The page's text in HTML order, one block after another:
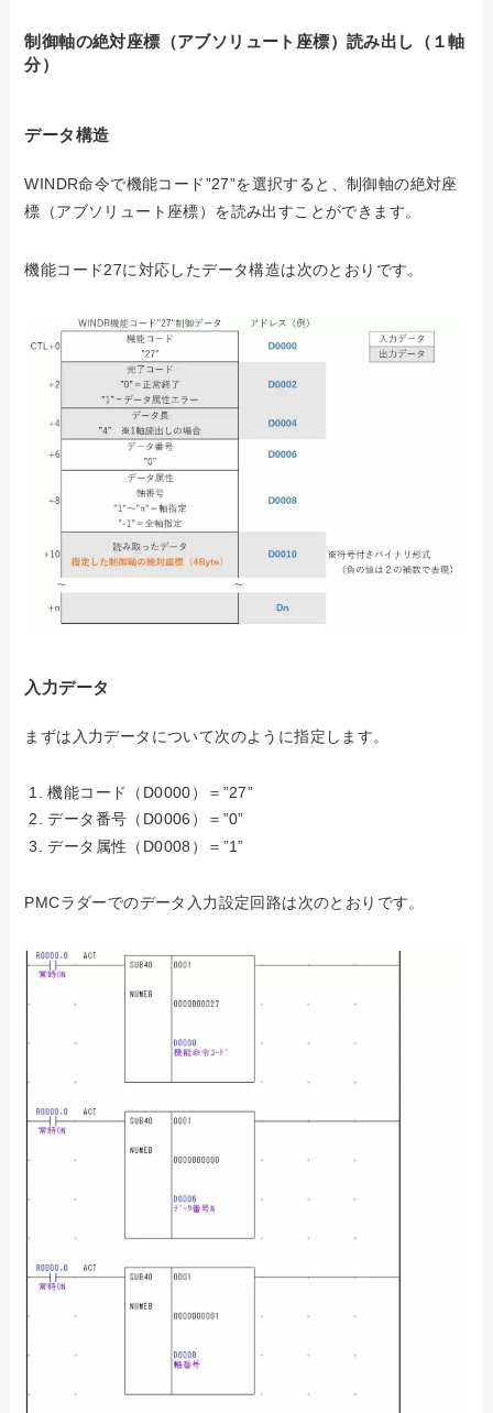
制御軸の絶対座標（アブソリュート座標）読み出し（１軸
分）
データ構造
WINDR命令で機能コード”27”を選択すると、制御軸の絶対座
標（アブソリュート座標）を読み出すことができます。
機能コード27に対応したデータ構造は次のとおりです。
入力データ
まずは入力データについて次のように指定します。
機能コード（D0000）＝”27”
データ番号（D0006）＝”0”
データ属性（D0008）＝”1”
PMCラダーでのデータ入力設定回路は次のとおりです。